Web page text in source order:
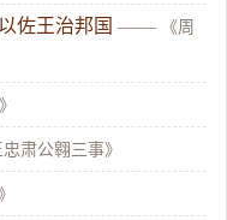
佐王治邦国 ——
《周
肃公翱三事》